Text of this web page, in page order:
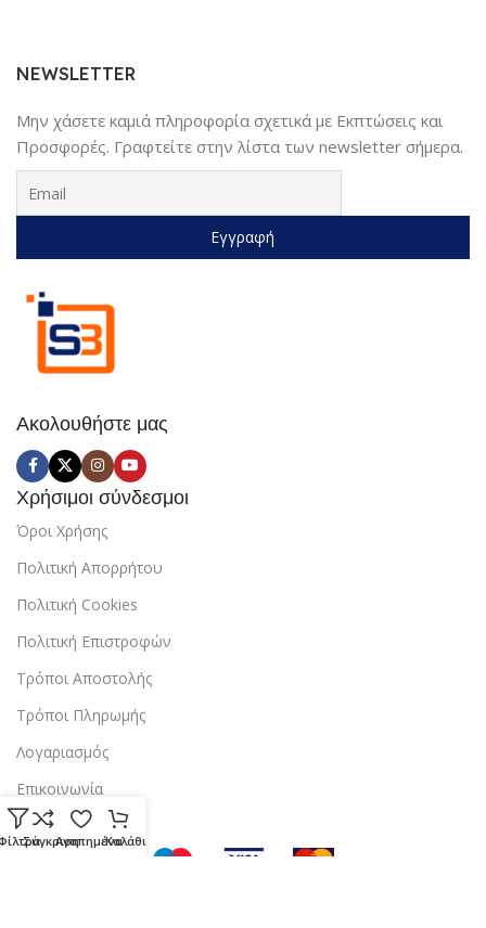
Ακολουθήστε μας
Χρήσιμοι σύνδεσμοι
Όροι Χρήσης
Πολιτική Απορρήτου
Πολιτική Cookies
Πολιτική Επιστροφών
Τρόποι Αποστολής
Τρόποι Πληρωμής
Λογαριασμός
Επικοινωνία
NEWSLETTER
Μην χάσετε καμιά πληροφορία σχετικά με Εκπτώσεις και
Προσφορές. Γραφτείτε στην λίστα των newsletter σήμερα.
ΣύγκρισηΑγαπημέναΚαλάθι